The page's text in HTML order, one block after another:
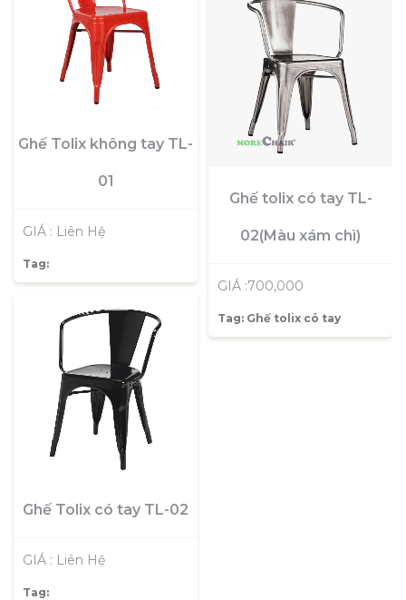
Ghế Tolix không tay TL-
01
GIÁ : Liên Hệ
Tag:
Ghế tolix có tay TL-
02(Màu xám chì)
GIÁ :700,000
Tag: Ghế tolix có tay
Ghế Tolix có tay TL-02
GIÁ : Liên Hệ
Tag: